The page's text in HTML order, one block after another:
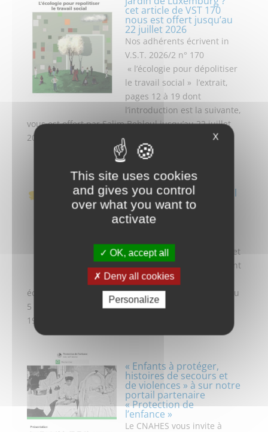
cet article de VST 170
nous est offert jusqu’au
22 juillet 2026
Nos adhérents écrivent in
V.S.T. 2026/2 n° 170
« l’écologie pour dépolitiser
le travail social » l’extrait,
pages 12 à 19 dont
l’introduction est la suivante,
vous est offert par Salim Behloul jusqu’au 22 juillet
2026 : Pendant des millénaires,...
Voici les 6 programmes
du Festival du Film Social
8eme édition 5 au 8
octobre 2026
Début Juillet nous
par le Comité de Sélection et
les 6 programmes qui seront
présentés lors de la 8ème
édition du festival du Film Social qui se déroulera du
5 au 8 octobre 2026. Pour l’édition 2026 du festival,
19 films sont sélectionnés :...
« Enfants à protéger,
histoires de secours et
de violences » à sur notre
portail partenaire
« Protection de
l’enfance »
Le CNAHES vous invite à
X
This site uses cookies
and gives you control
over what you want to
activate
OK, accept all
Deny all cookies
Personalize